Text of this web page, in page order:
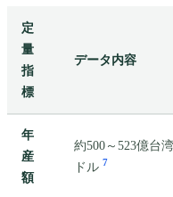
定
量
指
標
データ内容
年
産
額
約500～523億台湾
ドル 7